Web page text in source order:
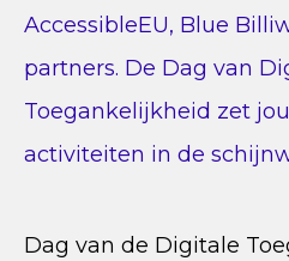
Dag van de Digitale